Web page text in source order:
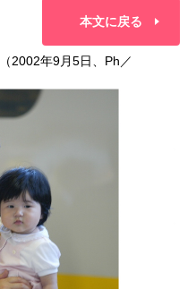
本文に戻る
2002年9月5日、Ph／